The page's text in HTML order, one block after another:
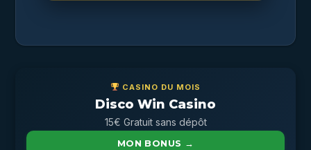
CASINO DU MOIS
Disco Win Casino
15€ Gratuit sans dépôt
MON BONUS →